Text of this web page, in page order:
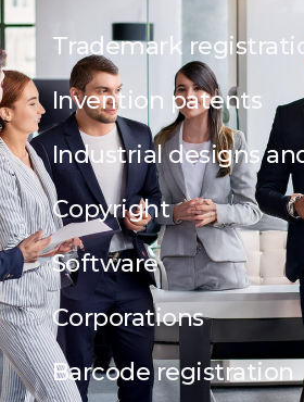
Trademark
Invention patents
Industrial designs
Copyright
Software
Corporations
Barcode registration